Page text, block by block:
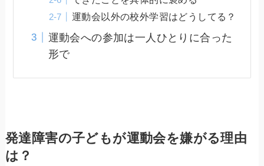
運動会以外の校外学習はどうしてる？
運動会への参加は一人ひとりに合った
形で
発達障害の子どもが運動会を嫌がる理由
は？